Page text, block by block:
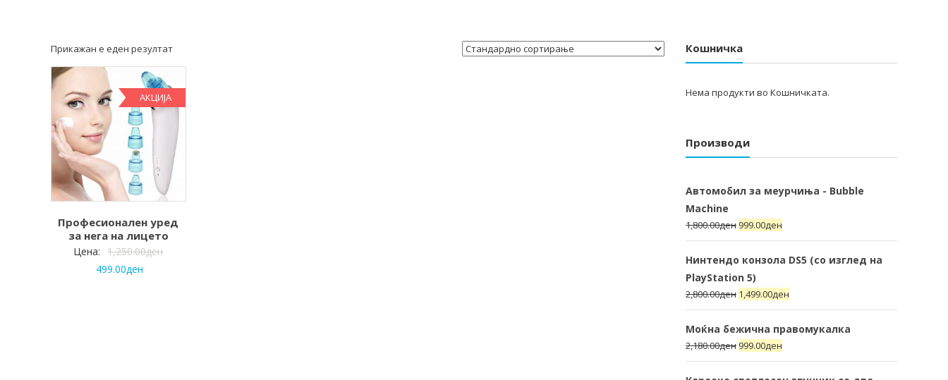
Прикажан е еден резултат
АКЦИЈА
Професионален уред
за нега на лицето
Цена: 1,250.00ден
499.00ден
Кошничка
Нема продукти во Кошничката.
Производи
Автомобил за меурчиња - Bubble
Machine
1,800.00ден 999.00ден
Нинтендо конзола DS5 (со изглед на
PlayStation 5)
2,800.00ден 1,499.00ден
Моќна бежична правомукалка
2,180.00ден 999.00ден